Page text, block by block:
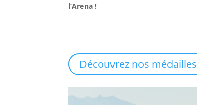
l’Arena !
Découvrez nos médailles